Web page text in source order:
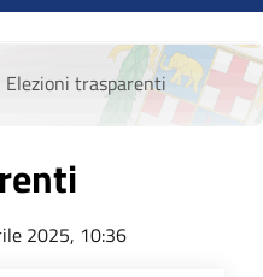
Elezioni trasparenti
2025, 10:36